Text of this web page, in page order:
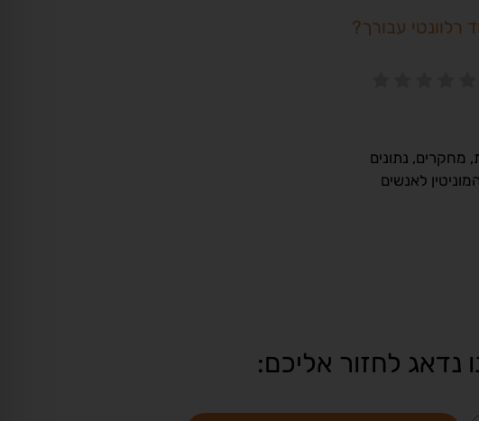
רלוונטי עבורך?
מחקרים, נתונים
לאנשים
נדאג לחזור אליכם: